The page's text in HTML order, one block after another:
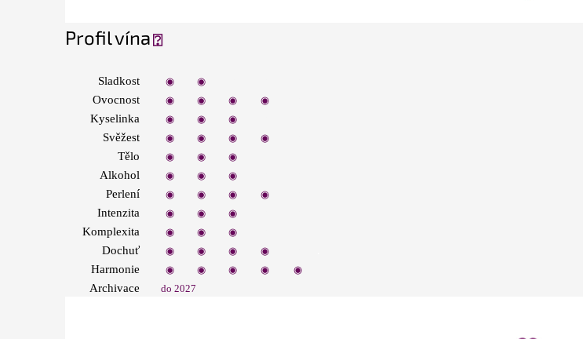
Profil vína⍰
Sladkost ◉ ◉
Ovocnost ◉ ◉ ◉ ◉
Kyselinka ◉ ◉ ◉
Svěžest ◉ ◉ ◉ ◉
Tělo ◉ ◉ ◉
Alkohol ◉ ◉ ◉
Perlení ◉ ◉ ◉ ◉
Intenzita ◉ ◉ ◉
Komplexita ◉ ◉ ◉
Dochuť ◉ ◉ ◉ ◉
Harmonie ◉ ◉ ◉ ◉ ◉
Archivace do 2027